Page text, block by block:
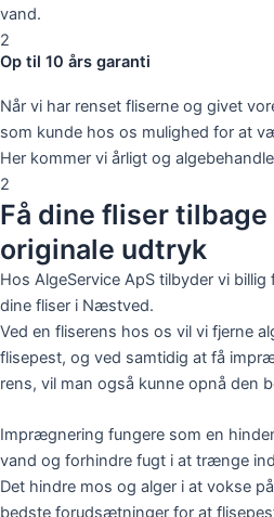
vand.
2
Op til 10 års garanti
Når vi har renset fliserne og givet
som kunde hos os mulighed for at
Her kommer vi årligt og
2
Få dine fliser
originale udtryk
Hos AlgeService ApS tilbyder vi
dine fliser i Næstved.
Ved en fliserens hos os vil vi fjerne
flisepest, og ved samtidig at få
rens, vil man også kunne opnå den
Imprægnering fungere som en
vand og forhindre fugt i at trænge
Det hindre mos og alger i at vokse